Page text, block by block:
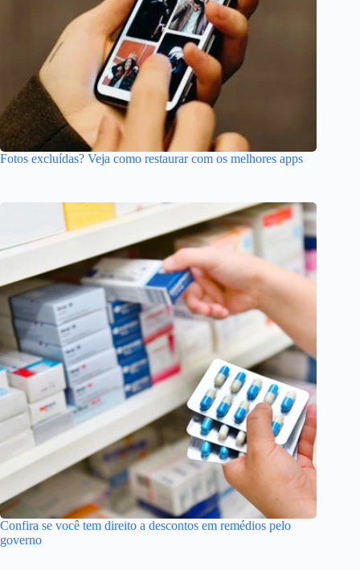
Fotos excluídas? Veja como restaurar com os melhores apps
Confira se você tem direito a descontos em remédios pelo
governo